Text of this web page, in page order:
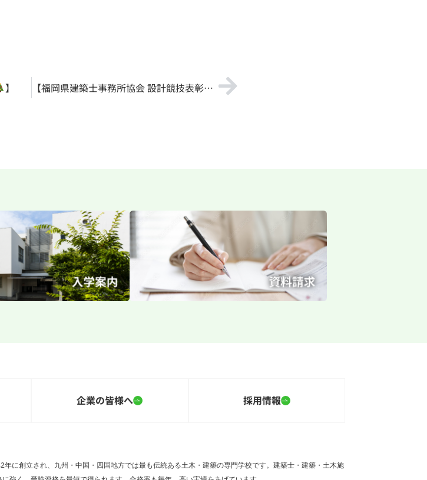
】 【福岡県建築士事務所協会 設計競技表彰式】
企業の皆様へ 採用情報
年に創立され、九州・中国・四国地方では最も伝統ある土木・建築の専門学校です。建築士・建築・土木施